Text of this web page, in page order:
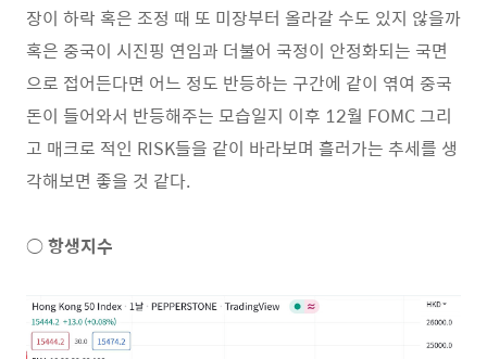
장이 하락 혹은 조정 때 또 미장부터 올라갈 수도 있지 않을까
혹은 중국이 시진핑 연임과 더불어 국정이 안정화되는 국면
으로 접어든다면 어느 정도 반등하는 구간에 같이 엮여 중국
돈이 들어와서 반등해주는 모습일지 이후 12월 FOMC 그리
고 매크로 적인 RISK들을 같이 바라보며 흘러가는 추세를 생
각해보면 좋을 것 같다.
○ 항생지수